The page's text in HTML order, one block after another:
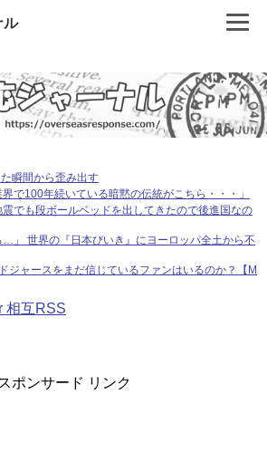
ル
瞬間から歪み出す
で100年続いている暗黙の伝統がこちら・・・」
でも段ボールベッドを出してきたので後進国なの
」 世界の『日本びいき』にヨーロッパ全土から不
ジャースをまだ信じているファンはいるのか？【M
相互RSS
スポンサード リンク